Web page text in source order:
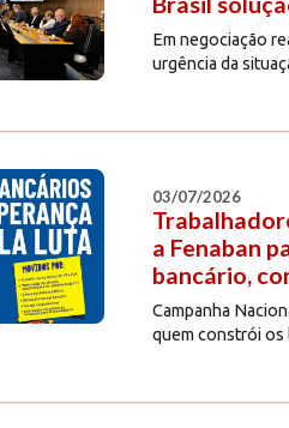
Em negociação
urgência da
03/07/2026
a Fenaban
bancário,
Campanha
quem constrói os